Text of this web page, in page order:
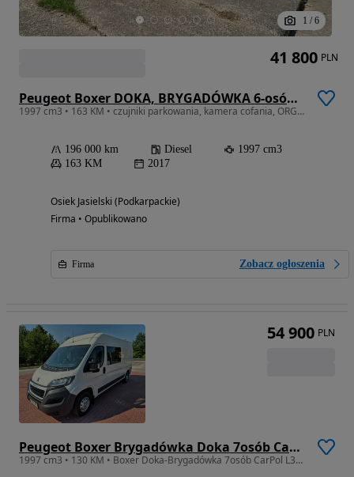
1 / 6
Peugeot Boxer DOKA, BRYGADÓWKA 6-osób 2.0 diesel 163kM, manual,2017rok, EURO 6! ORGINALNY NIEWIELKI PRZEBIEG!
1997 cm3 • 163 KM • czujniki parkowania, kamera cofania, ORGINALNY PRZEBIEG!
196 000 km Diesel
1997 cm3
163 KM
2017
Osiek Jasielski (Podkarpackie)
Firma • Opublikowano
Firma Zobacz ogłoszenia
41 800 PLN
Peugeot Boxer Brygadówka Doka 7osób CarPol L3H2
1997 cm3 • 130 KM • Boxer Doka-Brygadówka 7osób CarPol L3H2 SalonPL,Serwis,1Właściciel,VAT
54 900 PLN